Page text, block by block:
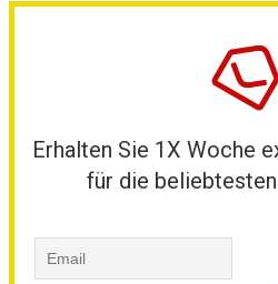
Erhalten Sie 1X Woche
für die